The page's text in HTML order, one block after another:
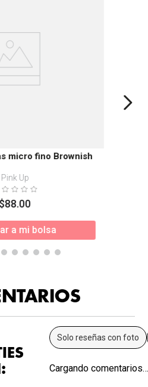
micro fino Brownish
Pink Up
88.00
a mi bolsa
Solo reseñas con foto
Cargando